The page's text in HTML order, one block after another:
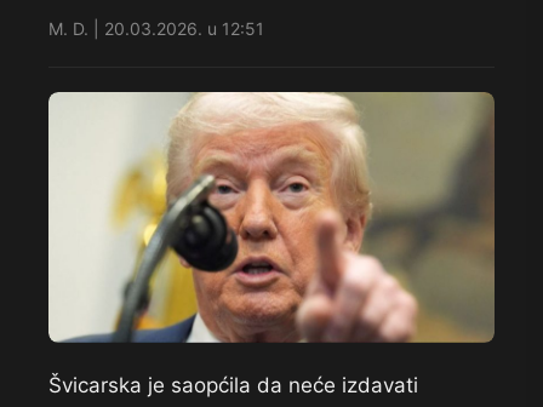
M. D. | 20.03.2026. u 12:51
Švicarska je saopćila da neće izdavati